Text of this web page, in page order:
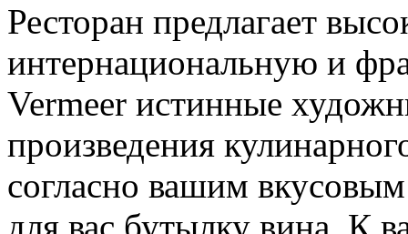
Ресторан предлагает
интернациональную и
Vermeer истинные
произведения
согласно вашим
для вас бутылку вина. К